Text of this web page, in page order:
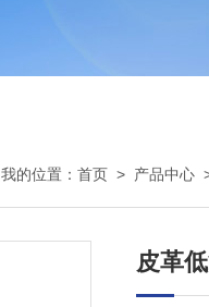
我的位置： 首页 > 产品中心
皮革